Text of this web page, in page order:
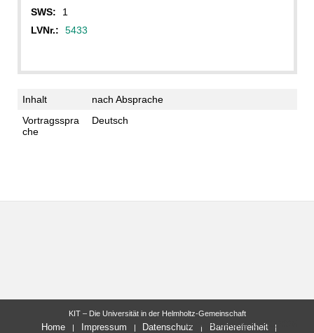
SWS:
1
LVNr.:
5433
Inhalt
nach Absprache
Vortragsspra
che
Deutsch
letzte Änderung: 07.10.2025
KIT – Die Universität in der Helmholtz-Gemeinschaft
Home Impressum Datenschutz Barrierefreiheit